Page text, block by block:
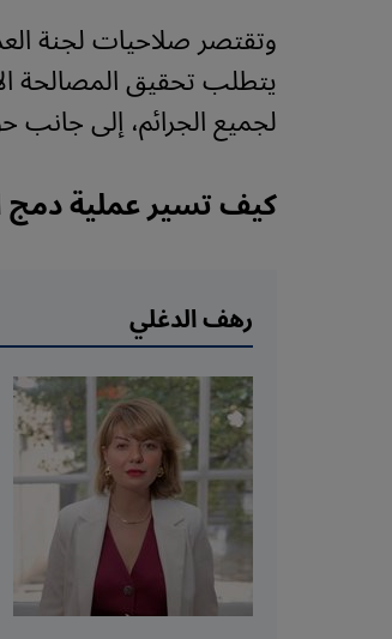
وتقتصر صلاحيات لجنة
يتطلب تحقيق المصالحة
لجميع الجرائم، إلى
كيف تسير عملية
رهف الدغلي